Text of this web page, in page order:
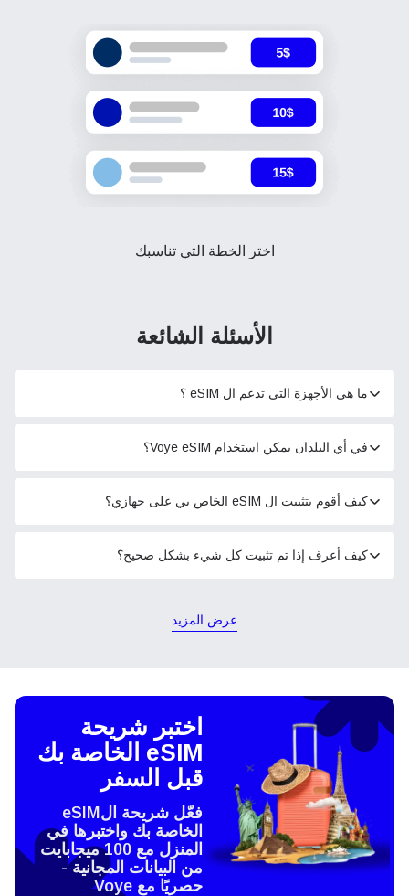
اختر الخطة التي تناسبك
الأسئلة الشائعة
ما هي الأجهزة التي تدعم ال eSIM ؟
في أي البلدان يمكن استخدام Voye eSIM؟
كيف أقوم بتثبيت ال eSIM الخاص بي على جهازي؟
كيف أعرف إذا تم تثبيت كل شيء بشكل صحيح؟
عرض المزيد
اختبر شريحة
eSIM الخاصة بك
قبل السفر
فعّل شريحة الeSIM
الخاصة بك واختبرها في
المنزل مع 100 ميجابايت
من البيانات المجانية -
حصريًا مع Voye